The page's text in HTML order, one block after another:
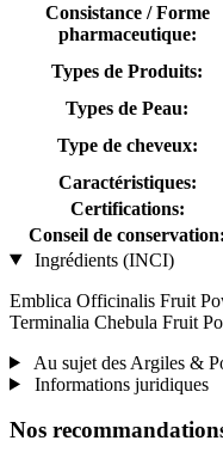
Consistance / Forme
pharmaceutique:
Types de Produits:
Types de Peau:
Type de cheveux:
Caractéristiques:
Certifications:
Conseil de conservation:
Ingrédients (INCI)
Emblica Officinalis Fruit
Terminalia Chebula Fruit
Au sujet des Argiles &
Informations juridiques
Nos